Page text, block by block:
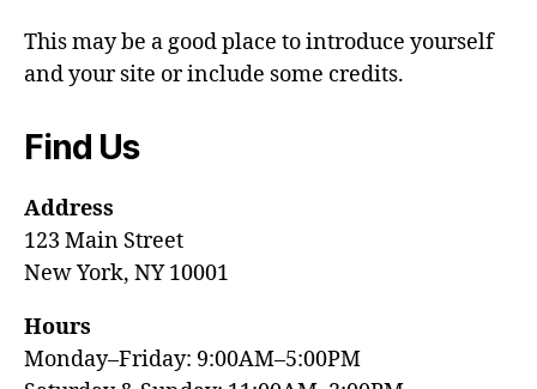
This may be a good place to introduce yourself
and your site or include some credits.
Find Us
Address
123 Main Street
New York, NY 10001
Hours
Monday–Friday: 9:00AM–5:00PM